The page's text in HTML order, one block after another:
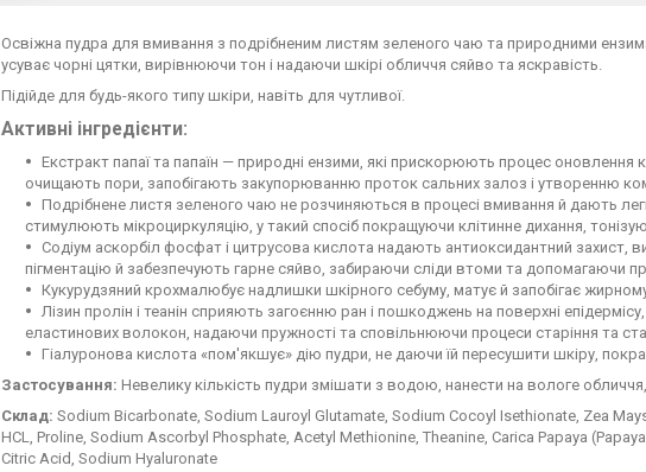
Освіжна пудра для вмивання з подрібненим листям зеленого чаю та природними
усуває чорні цятки, вирівнюючи тон і надаючи шкірі обличчя сяйво та яскравість.
Підійде для будь-якого типу шкіри, навіть для чутливої.
Активні інгредієнти:
Екстракт папаї та папаїн — природні ензими, які прискорюють процес оновлення
очищають пори, запобігають закупорюванню проток сальних залоз і утворенню
Подрібнене листя зеленого чаю не розчиняються в процесі вмивання й дають
стимулюють мікроциркуляцію, у такий спосіб покращуючи клітинне дихання,
Содіум аскорбіл фосфат і цитрусова кислота надають антиоксидантний
пігментацію й забезпечують гарне сяйво, забираючи сліди втоми та допомагаючи
Кукурудзяний крохмалюбує надлишки шкірного себуму, матує й запобігає
Лізин пролін і теанін сприяють загоєнню ран і пошкоджень на поверхні
еластинових волокон, надаючи пружності та сповільнюючи процеси старіння та
Гіалуронова кислота «пом'якшує» дію пудри, не даючи їй пересушити шкіру,
Застосування: Невелику кількість пудри змішати з водою, нанести на вологе
Склад: Sodium Bicarbonate, Sodium Lauroyl Glutamate, Sodium Cocoyl Isethionate, Zea
HCL, Proline, Sodium Ascorbyl Phosphate, Acetyl Methionine, Theanine, Carica Papaya
Citric Acid, Sodium Hyaluronate